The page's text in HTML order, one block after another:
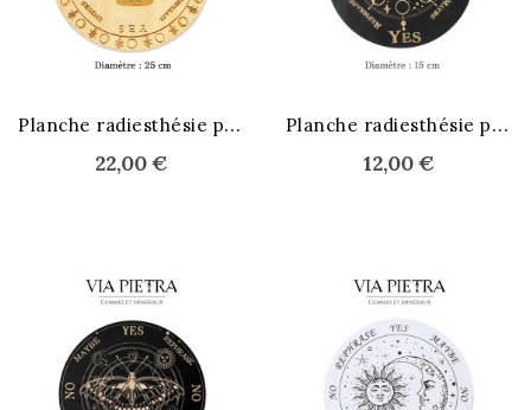
P
lanche radiesthésie pendule
22,00 €
P
lanche radiesthésie pendule
12,00 €